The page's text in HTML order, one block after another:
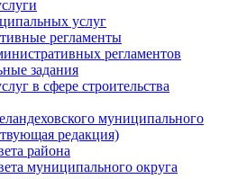
услуг
регламенты
регламентов
задания
в сфере строительства
муниципального
редакция)
района
муниципального округа